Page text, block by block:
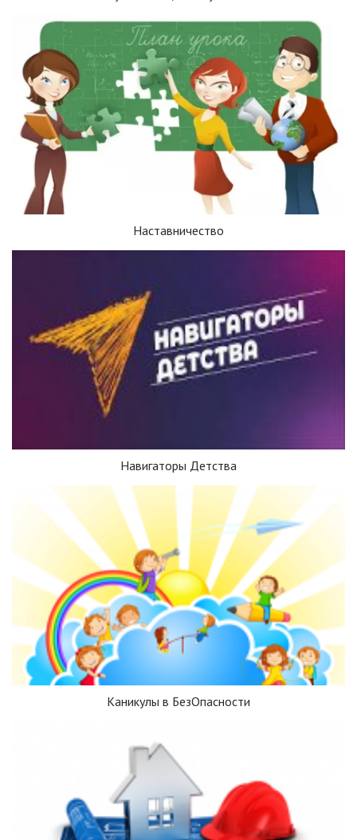
Наставничество
Навигаторы Детства
Каникулы в БезОпасности